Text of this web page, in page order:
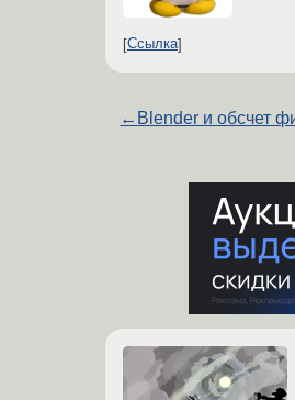
Ссылка
← Blender и обсчет